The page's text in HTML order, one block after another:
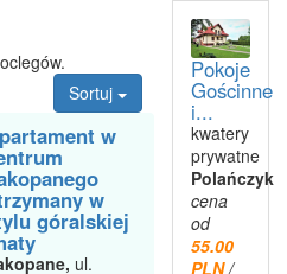
Sortuj
w
w
góralskiej
ul.
Pokoje
Gościnne
i...
kwatery
prywatne
Polańczyk
cena
od
55.00
PLN/